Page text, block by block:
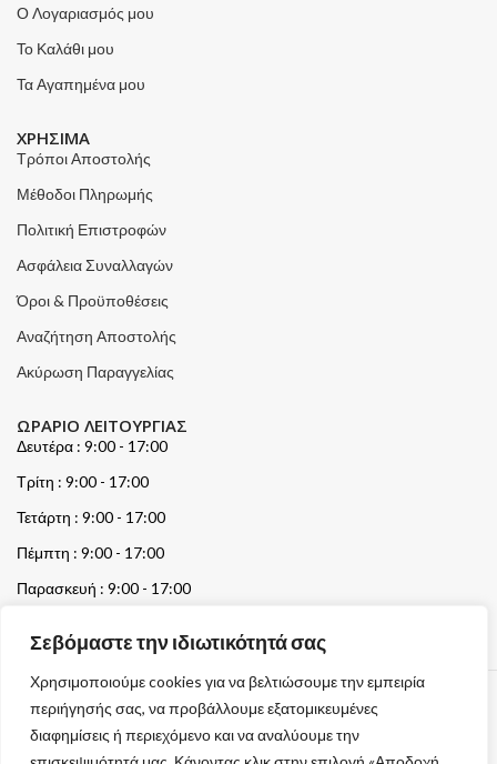
Σεβόμαστε την ιδιωτικότητά σας
Χρησιμοποιούμε cookies για να βελτιώσουμε την εμπειρία
περιήγησής σας, να προβάλλουμε εξατομικευμένες
διαφημίσεις ή περιεχόμενο και να αναλύουμε την
Ο Λογαριασμός μου
Το Καλάθι μου
Τα Αγαπημένα μου
ΧΡΗΣΙΜΑ
Τρόποι Αποστολής
Μέθοδοι Πληρωμής
Πολιτική Επιστροφών
Ασφάλεια Συναλλαγών
Όροι & Προϋποθέσεις
Αναζήτηση Αποστολής
Ακύρωση Παραγγελίας
ΩΡΑΡΙΟ ΛΕΙΤΟΥΡΓΙΑΣ
Δευτέρα : 9:00 - 17:00
Τρίτη : 9:00 - 17:00
Τετάρτη : 9:00 - 17:00
Πέμπτη : 9:00 - 17:00
Παρασκευή : 9:00 - 17:00
© 2026 GATE GROUP – All rights reserved.
Κατασκεύαστηκε από τηνGATE Digital